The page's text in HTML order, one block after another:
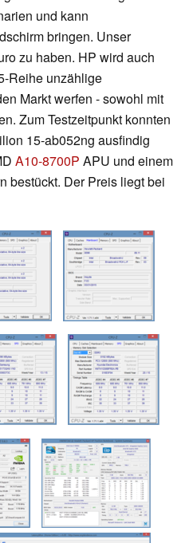
und kann
bringen. Unser
zu haben. HP wird auch
Reihe unzählige
Markt werfen - sowohl mit
Zum Testzeitpunkt konnten
15-ab052ng ausfindig
A10-8700P APU und einem
bestückt. Der Preis liegt bei